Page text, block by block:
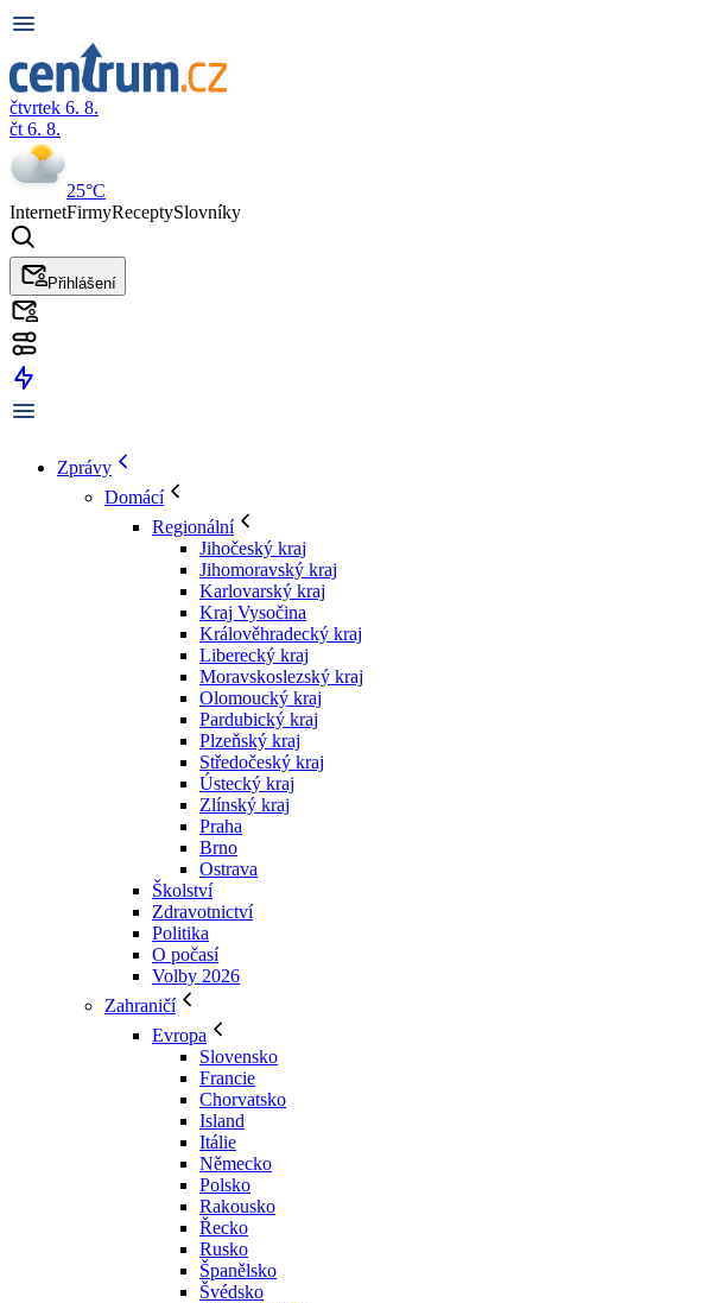
čtvrtek 6. 8.
čt 6. 8.
25°C
InternetFirmyReceptySlovníky
Přihlášení
Zprávy
Domácí
Regionální
Jihočeský kraj
Jihomoravský kraj
Karlovarský kraj
Kraj Vysočina
Králověhradecký kraj
Liberecký kraj
Moravskoslezský kraj
Olomoucký kraj
Pardubický kraj
Plzeňský kraj
Středočeský kraj
Ústecký kraj
Zlínský kraj
Praha
Brno
Ostrava
Školství
Zdravotnictví
Politika
O počasí
Volby 2026
Zahraničí
Evropa
Slovensko
Francie
Chorvatsko
Island
Itálie
Německo
Polsko
Rakousko
Řecko
Rusko
Španělsko
Švédsko